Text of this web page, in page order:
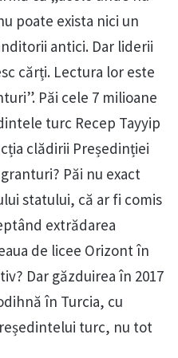
poate exista nici un
antici. Dar liderii
cărți. Lectura lor este
Păi cele 7 milioane
turc Recep Tayyip
clădirii Președinției
Păi nu exact
statului, că ar fi comis
extrădarea
de licee Orizont în
Dar găzduirea în 2017
în Turcia, cu
turc, nu tot